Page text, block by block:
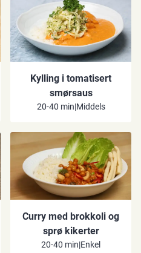
Kylling i tomatisert
smørsaus
20-40 min|Middels
Curry med brokkoli og
sprø kikerter
20-40 min|Enkel